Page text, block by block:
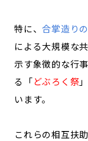
特に、合掌造り
による大規模な
示す象徴的な行
る「どぶろく祭
います。
これらの相互扶